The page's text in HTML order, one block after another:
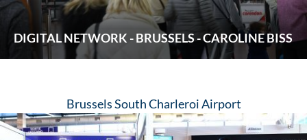
DIGITAL NETWORK - BRUSSELS - CAROLINE BISS
Brussels South Charleroi Airport